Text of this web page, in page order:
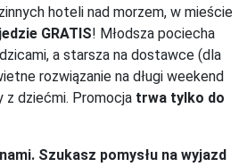
hoteli nad morzem, w mieście
GRATIS! Młodsza pociecha
a starsza na dostawce (dla
rozwiązanie na długi weekend
dziećmi. Promocja trwa tylko do
Szukasz pomysłu na wyjazd